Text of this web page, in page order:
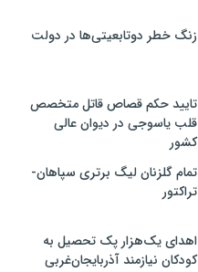
زنگ خطر دوتابعیتی‌ها در دولت
تایید حکم قصاص قاتل متخصص
قلب یاسوجی در دیوان عالی
کشور
تمام گلزنان لیگ‌ برتری سپاهان-
تراکتور
اهدای یک‌هزار پک تحصیل به
کودکان نیازمند آذربایجان‌غربی